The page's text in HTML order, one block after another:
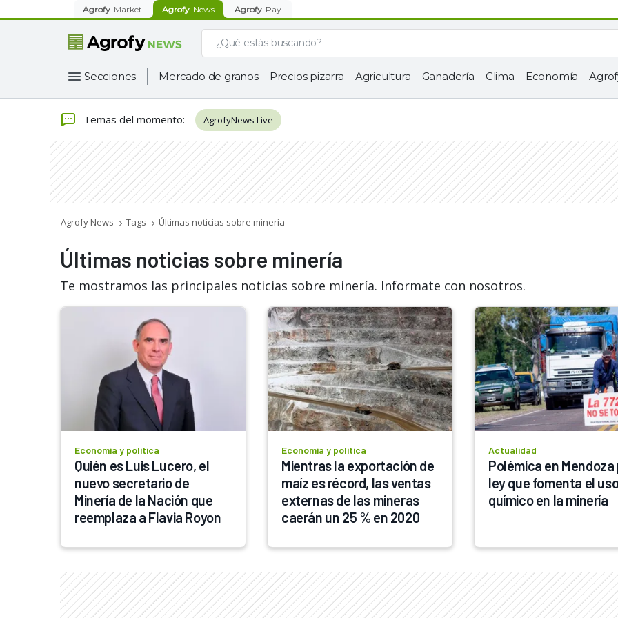
Agrofy Market Agrofy News Agrofy Pay
Secciones Mercado de granos Precios pizarra Agricultura Ganadería Clima Economía
Temas del momento: AgrofyNews Live
Agrofy News Tags Últimas noticias sobre minería
Últimas noticias sobre minería
Te mostramos las principales noticias sobre minería. Informate con nosotros.
Economía y política
Quién es Luis Lucero, el
nuevo secretario de
Minería de la Nación que
reemplaza a Flavia Royon
Economía y política
Mientras la exportación de
maíz es récord, las ventas
externas de las mineras
caerán un 25 % en 2020
Actualidad
Polémica en Mendoza
ley que fomenta el
químico en la minería